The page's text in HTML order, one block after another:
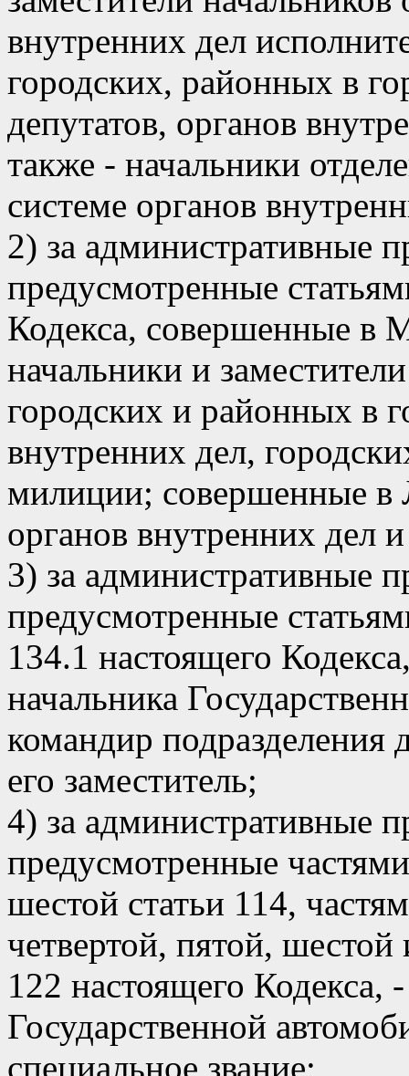
внутренних дел
городских, районных в
депутатов, органов
также - начальники
системе органов
2) за административные
предусмотренные
Кодекса, совершенные в
начальники и
городских и районных в
внутренних дел,
милиции; совершенные в
органов внутренних дел
3) за административные
предусмотренные
134.1 настоящего
начальника
командир
его заместитель;
4) за административные
предусмотренные
шестой статьи 114,
четвертой, пятой, шестой
122 настоящего Кодекса,
Государственной
специальное звание;